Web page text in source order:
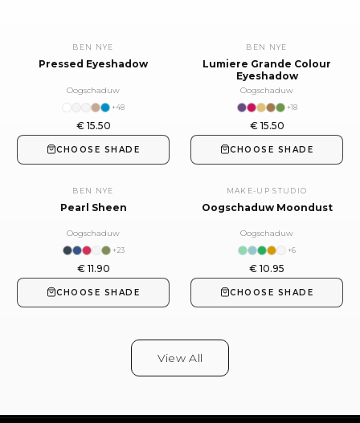
BEN NYE
Pressed Eyeshadow
Oogschaduw
+48
€ 15.50
CHOOSE SHADE
BEN NYE
Lumiere Grande Colour
Eyeshadow
Oogschaduw
+18
€ 15.50
CHOOSE SHADE
BEN NYE
Pearl Sheen
Oogschaduw
+23
€ 11.90
CHOOSE SHADE
MAKE-UP STUDIO
Oogschaduw Moondust
Oogschaduw
+6
€ 10.95
CHOOSE SHADE
View All